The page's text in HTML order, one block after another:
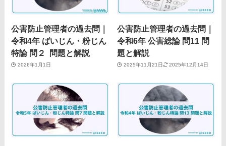
公害防止管理者の過去問｜
令和4年 ばいじん・粉じん
特論 問２ 問題と解説
2026年1月1日
公害防止管理者の過去問｜
令和6年 公害総論 問11 問
題と解説
2025年11月21日 2025年12月14日